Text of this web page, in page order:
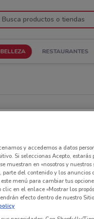
RESTAURANTES
y accedemos a datos
Si seleccionas Acepto,
muestran en «nosotros y
parte del contenido y los anuncios
menú para cambiar tus
en el enlace «Mostrar los
efecto dentro de nuestro